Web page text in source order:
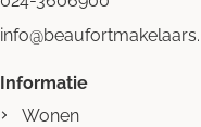
Informatie
Wonen